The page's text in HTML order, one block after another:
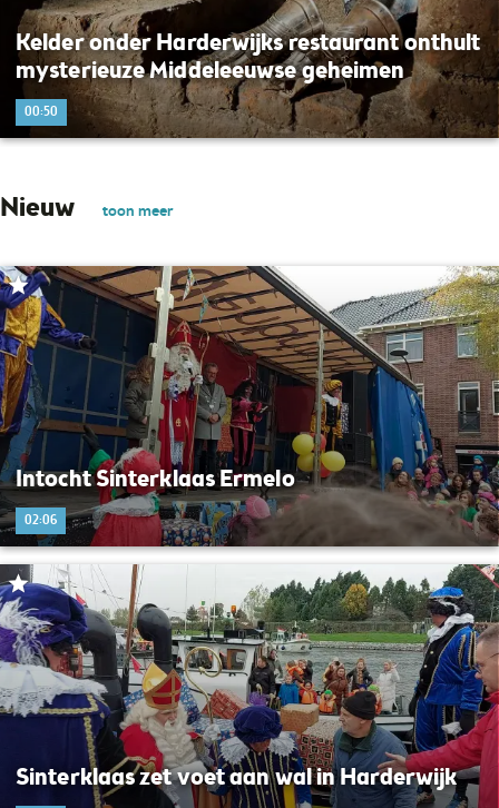
Kelder onder Harderwijks restaurant onthult
mysterieuze Middeleeuwse geheimen
00:50
Nieuw toon meer
Intocht Sinterklaas Ermelo
02:06
Sinterklaas zet voet aan wal in Harderwijk